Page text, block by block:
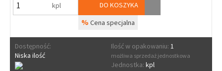
kpl DO KOSZYKA
% Cena specjalna
Dostępność:
Niska ilość
Ilość w opakowaniu: 1
możliwa sprzedaż jednostkowa
Jednostka: kpl